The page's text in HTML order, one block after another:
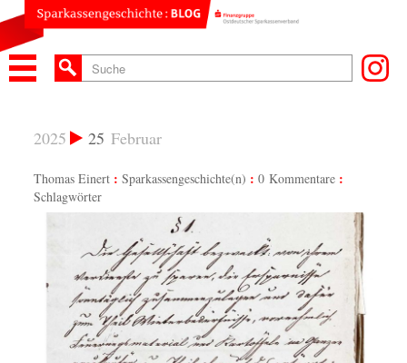
25 Februar
2025
Thomas Einert Sparkassengeschichte(n)
0 Kommentare
Schlagwörter